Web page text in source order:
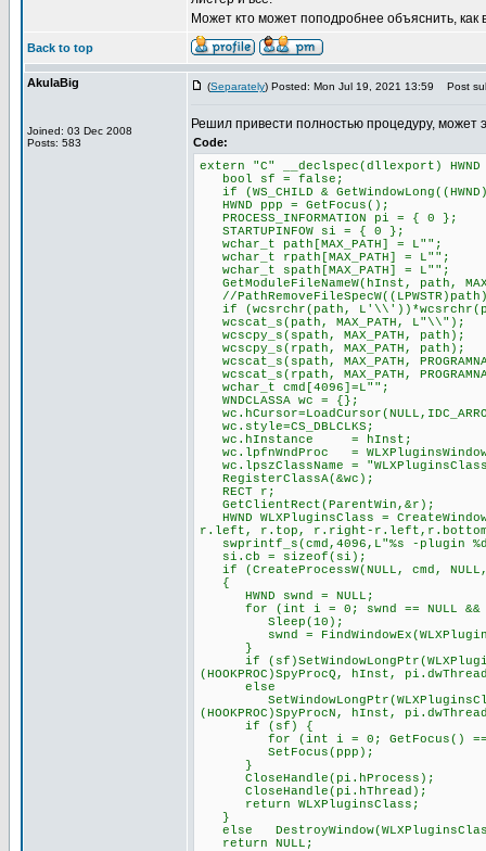
Может кто может поподробнее объяснить, как
Back to top
AkulaBig
Joined: 03 Dec 2008
Posts: 583
(Separately) Posted: Mon Jul 19, 2021 13:59 Post
Решил привести полностью процедуру, может
Code:
extern "C" __declspec(dllexport)
bool sf = false;
if (WS_CHILD &
HWND ppp = GetFocus();
PROCESS_INFORMATION pi = { 0 };
STARTUPINFOW si = { 0 };
wchar_t path[MAX_PATH] = L"";
wchar_t rpath[MAX_PATH] = L"";
wchar_t spath[MAX_PATH] = L"";
GetModuleFileNameW(hInst, path,
//
if (wcsrchr(path,
wcscat_s(path, MAX_PATH, L"\\");
wcscpy_s(spath, MAX_PATH, path);
wcscpy_s(rpath, MAX_PATH, path);
wcscat_s(spath, MAX_PATH,
wcscat_s(rpath, MAX_PATH,
wchar_t cmd[4096]=L"";
WNDCLASSA wc = {};
wc.style=CS_DBLCLKS;
wc.hInstance = hInst;
wc.lpfnWndProc =
wc.lpszClassName =
RegisterClassA(&wc);
RECT r;
GetClientRect(ParentWin,&r);
HWND WLXPluginsClass =
r.left, r.top, r.right-r.left,r.bottom-
swprintf_s(cmd,4096,L"%s -plugin
si.cb = sizeof(si);
if (CreateProcessW(NULL, cmd,
{
HWND swnd = NULL;
for (int i = 0; swnd == NULL &&
Sleep(10);
swnd =
}
if
(HOOKPROC)SpyProcQ, hInst,
else
SetWindowLongPtr(WLXPluginsClass,
(HOOKPROC)SpyProcN, hInst,
if (sf) {
for (int i = 0; GetFocus() ==
SetFocus(ppp);
}
CloseHandle(pi.hProcess);
CloseHandle(pi.hThread);
return WLXPluginsClass;
}
else
return NULL;